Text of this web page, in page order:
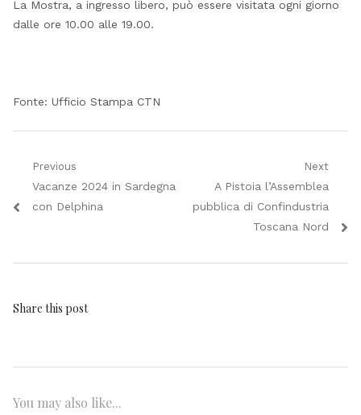
La Mostra, a ingresso libero, può essere visitata ogni giorno
dalle ore 10.00 alle 19.00.
Fonte: Ufficio Stampa CTN
Navigazione
articoli
Previous
Previous
post:
Vacanze 2024 in Sardegna
con Delphina
Next
Next
post:
A Pistoia l’Assemblea
pubblica di Confindustria
Toscana Nord
Share this post
You may also like...